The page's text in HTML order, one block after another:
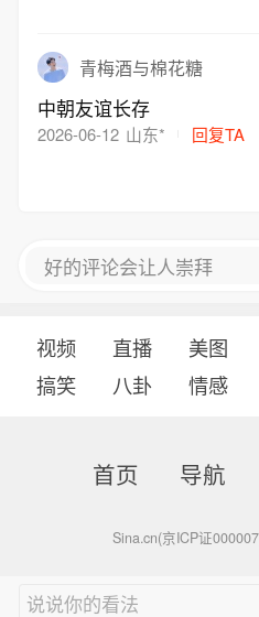
青梅酒与棉花糖
中朝友谊长存
2026-06-12 山东* 回复TA
好的评论会让人崇拜
视频 直播 美图
搞笑
八卦 情感
首页 导航
Sina.cn(京ICP证
说说你的看法